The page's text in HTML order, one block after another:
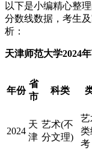
以下是小编精心整
分数线数据，考生
析：
天津师范大学2024
年份
省
市
科类
2024
天
津
艺术(不
分文理)
艺
类
考